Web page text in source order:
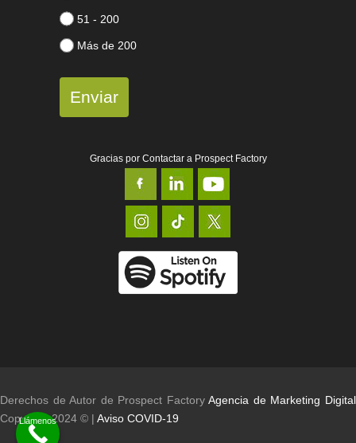
51 - 200
Más de 200
Enviar
Gracias por Contactar a Prospect Factory
Derechos de Autor de Prospect FactoryAgencia de Marketing Digital
Copyright 2024 © | Aviso COVID-19